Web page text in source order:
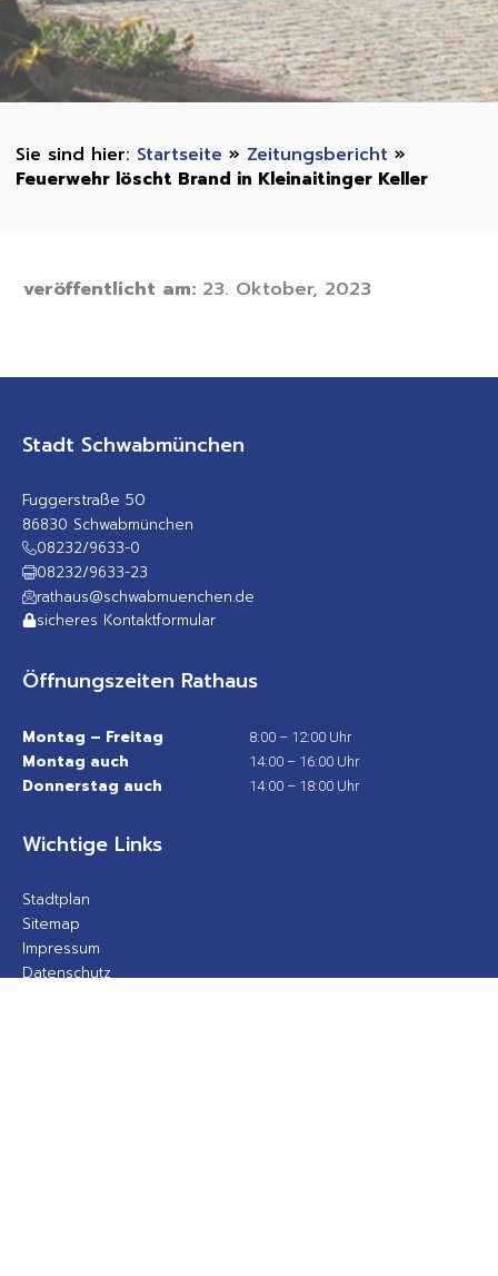
Startseite » Zeitungsbericht »
Feuerwehr löscht Brand in Kleinaitinger Keller
veröffentlicht am:23. Oktober, 2023
Stadt Schwabmünchen
Fuggerstraße 50
86830 Schwabmünchen
08232/9633-0
08232/9633-23
rathaus@schwabmuenchen.de
sicheres Kontaktformular
Öffnungszeiten Rathaus
Montag – Freitag 8:00 – 12:00 Uhr
Montag auch 14:00 – 16:00 Uhr
Donnerstag auch 14:00 – 18:00 Uhr
Wichtige Links
Stadtplan
Sitemap
Impressum
Datenschutz